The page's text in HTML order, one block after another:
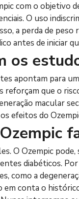
com o objetivo
O uso
a perda de
antes de iniciar
os
apontam para
reforçam que o
macular
efeitos do
O Ozempic
diabéticos.
como a
em conta o